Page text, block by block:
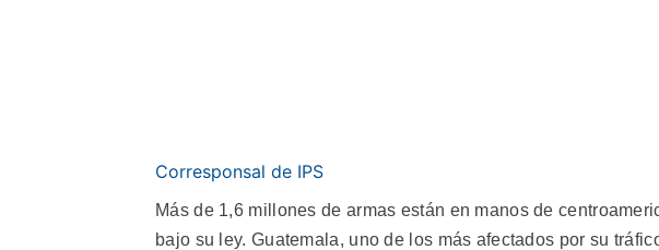
Corresponsal de IPS
Más de 1,6 millones de armas están en manos de
bajo su ley. Guatemala, uno de los más afectados por su